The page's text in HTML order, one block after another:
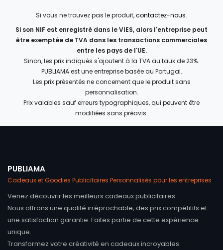
Si vous ne trouvez pas le produit,contactez-nous.
Si son NIF est enregistré dans le VIES, alors l'entreprise peut
être exemptée de TVA dans les transactions commerciales
entre les pays de l'UE.
Sinon, les prix indiqués s'ajoutent à la TVA au taux de 23%.
PUBLIAMA est une entreprise basée au Portugal.
Les prix présentés ne concernent que le produit sans
personnalisation.
Prix valables sauf erreurs typographiques, qui peuvent être
modifiées sans préavis.
PUBLIAMA
Cadeaux et Goodies Publicitaires Personnalisés pour les entreprises
Venez découvrir les meilleurs cadeaux publicitaires.
Nous offrons une qualité irréprochable, des prix compétitifs et
une satisfaction garantie. Faites partie de cette expérience
unique.
Transformez votre créativité en cadeaux incroyables.